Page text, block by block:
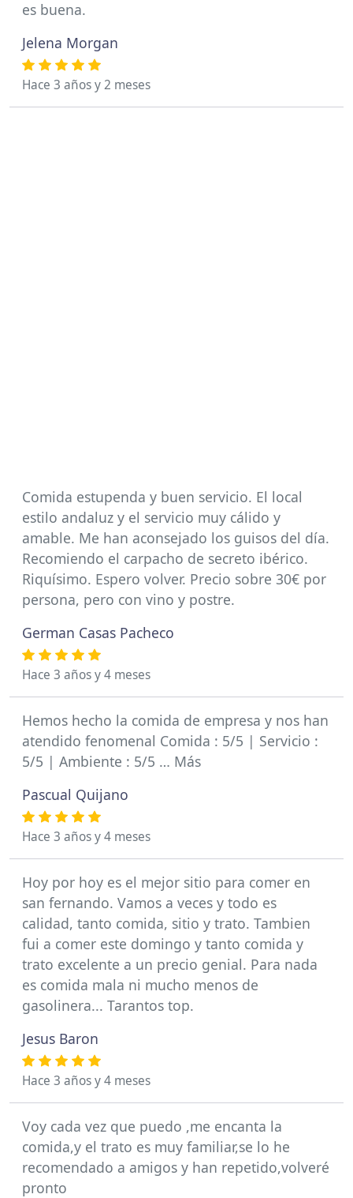
es buena.
Jelena Morgan
Hace 3 años y 2 meses
Comida estupenda y buen servicio. El local
estilo andaluz y el servicio muy cálido y
amable. Me han aconsejado los guisos del día.
Recomiendo el carpacho de secreto ibérico.
Riquísimo. Espero volver. Precio sobre 30€ por
persona, pero con vino y postre.
German Casas Pacheco
Hace 3 años y 4 meses
Hemos hecho la comida de empresa y nos han
atendido fenomenal Comida : 5/5 | Servicio :
5/5 | Ambiente : 5/5 … Más
Pascual Quijano
Hace 3 años y 4 meses
Hoy por hoy es el mejor sitio para comer en
san fernando. Vamos a veces y todo es
calidad, tanto comida, sitio y trato. Tambien
fui a comer este domingo y tanto comida y
trato excelente a un precio genial. Para nada
es comida mala ni mucho menos de
gasolinera... Tarantos top.
Jesus Baron
Hace 3 años y 4 meses
Voy cada vez que puedo ,me encanta la
comida,y el trato es muy familiar,se lo he
recomendado a amigos y han repetido,volveré
pronto